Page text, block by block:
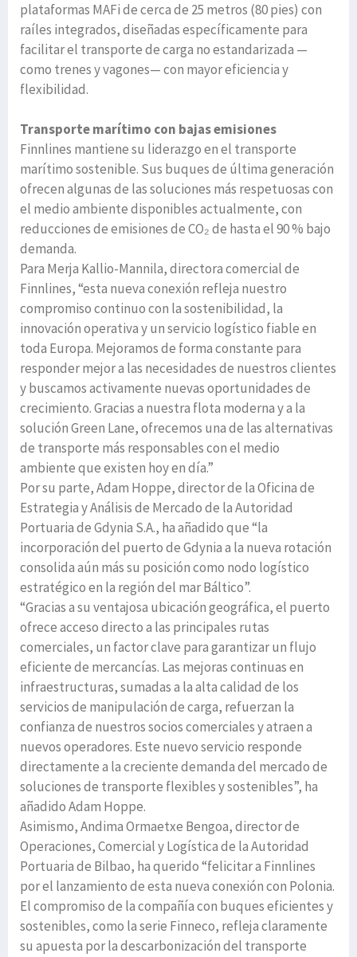
plataformas MAFi de cerca de 25 metros (80 pies) con
raíles integrados, diseñadas específicamente para
facilitar el transporte de carga no estandarizada —
como trenes y vagones— con mayor eficiencia y
flexibilidad.
Transporte marítimo con bajas emisiones
Finnlines mantiene su liderazgo en el transporte
marítimo sostenible. Sus buques de última generación
ofrecen algunas de las soluciones más respetuosas con
el medio ambiente disponibles actualmente, con
reducciones de emisiones de CO₂ de hasta el 90 % bajo
demanda.
Para Merja Kallio-Mannila, directora comercial de
Finnlines, “esta nueva conexión refleja nuestro
compromiso continuo con la sostenibilidad, la
innovación operativa y un servicio logístico fiable en
toda Europa. Mejoramos de forma constante para
responder mejor a las necesidades de nuestros clientes
y buscamos activamente nuevas oportunidades de
crecimiento. Gracias a nuestra flota moderna y a la
solución Green Lane, ofrecemos una de las alternativas
de transporte más responsables con el medio
ambiente que existen hoy en día.”
Por su parte, Adam Hoppe, director de la Oficina de
Estrategia y Análisis de Mercado de la Autoridad
Portuaria de Gdynia S.A., ha añadido que “la
incorporación del puerto de Gdynia a la nueva rotación
consolida aún más su posición como nodo logístico
estratégico en la región del mar Báltico”.
“Gracias a su ventajosa ubicación geográfica, el puerto
ofrece acceso directo a las principales rutas
comerciales, un factor clave para garantizar un flujo
eficiente de mercancías. Las mejoras continuas en
infraestructuras, sumadas a la alta calidad de los
servicios de manipulación de carga, refuerzan la
confianza de nuestros socios comerciales y atraen a
nuevos operadores. Este nuevo servicio responde
directamente a la creciente demanda del mercado de
soluciones de transporte flexibles y sostenibles”, ha
añadido Adam Hoppe.
Asimismo, Andima Ormaetxe Bengoa, director de
Operaciones, Comercial y Logística de la Autoridad
Portuaria de Bilbao, ha querido “felicitar a Finnlines
por el lanzamiento de esta nueva conexión con Polonia.
El compromiso de la compañía con buques eficientes y
sostenibles, como la serie Finneco, refleja claramente
su apuesta por la descarbonización del transporte